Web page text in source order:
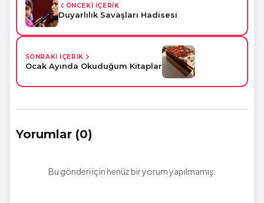
ÖNCEKİ İÇERİK
Duyarlılık Savaşları Hadisesi
SONRAKİ İÇERİK
Ocak Ayında Okuduğum Kitaplar
Yorumlar (0)
Bu gönderi için henüz bir yorum yapılmamış.